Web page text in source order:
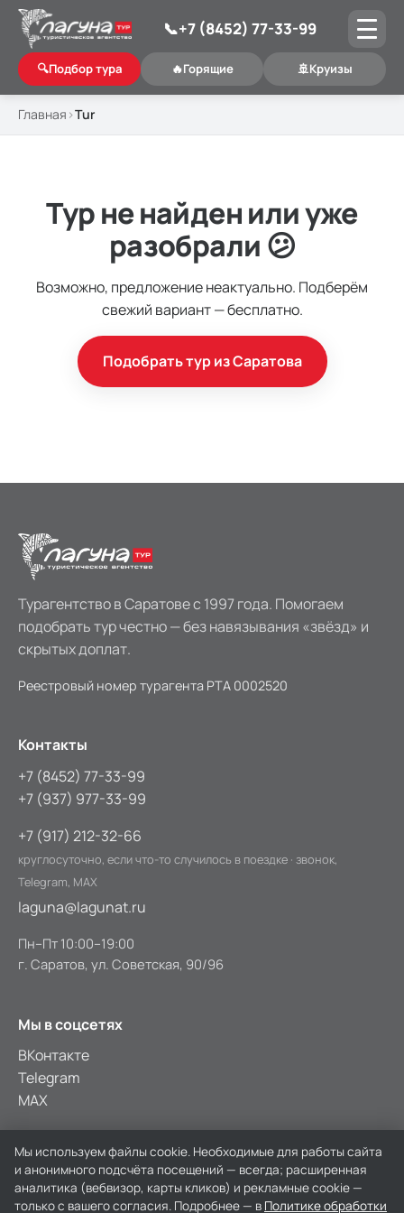
🔍Подбор тура 🔥Горящие 🚢Круизы
📞+7 (8452) 77-33-99
Главная Tur
Тур не найден или уже
разобрали 😕
Возможно, предложение неактуально. Подберём
свежий вариант — бесплатно.
Подобрать тур из Саратова
Мы используем файлы cookie. Необходимые для работы сайта
и анонимного подсчёта посещений — всегда; расширенная
аналитика (вебвизор, карты кликов) и рекламные cookie —
только с вашего согласия. Подробнее — в Политике обработки
Турагентство в Саратове с 1997 года. Помогаем
подобрать тур честно — без навязывания «звёзд» и
скрытых доплат.
Реестровый номер турагента РТА 0002520
Контакты
+7 (8452) 77-33-99
+7 (937) 977-33-99
+7 (917) 212-32-66
круглосуточно, если что-то случилось в поездке · звонок,
Telegram, MAX
laguna@lagunat.ru
Пн–Пт 10:00–19:00
г. Саратов, ул. Советская, 90/96
Мы в соцсетях
ВКонтакте
Telegram
MAX